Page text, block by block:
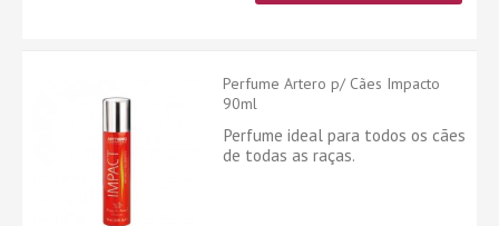
Perfume Artero p/ Cães Impacto
90ml
Perfume ideal para todos os cães
de todas as raças.